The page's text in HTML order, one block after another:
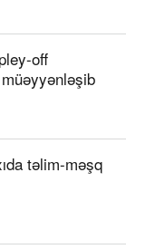
off
təlim-məşq